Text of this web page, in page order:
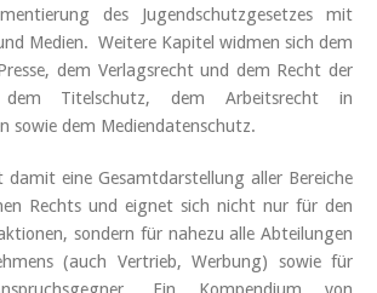
des Jugendschutzgesetzes mit
Medien. Weitere Kapitel widmen sich dem
dem Verlagsrecht und dem Recht der
dem Titelschutz, dem Arbeitsrecht in
sowie dem Mediendatenschutz.
damit eine Gesamtdarstellung aller Bereiche
Rechts und eignet sich nicht nur für den
sondern für nahezu alle Abteilungen
(auch Vertrieb, Werbung) sowie für